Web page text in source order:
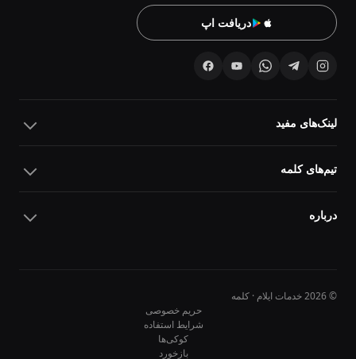
دریافت اپ
لینک‌های مفید
تیم‌های کلمه
درباره
© 2026 خدمات ایلام · کلمه
حریم خصوصی
شرایط استفاده
کوکی‌ها
بازخورد
10